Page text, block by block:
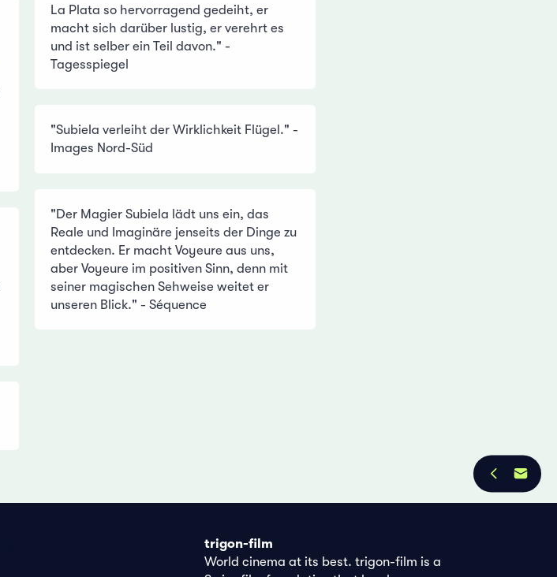
La Plata so hervorragend gedeiht, er
macht sich darüber lustig, er verehrt es
und ist selber ein Teil davon." -
Tagesspiegel
"Subiela verleiht der Wirklichkeit Flügel." -
Images Nord-Süd
"Der Magier Subiela lädt uns ein, das
Reale und Imaginäre jenseits der Dinge zu
entdecken. Er macht Voyeure aus uns,
aber Voyeure im positiven Sinn, denn mit
seiner magischen Sehweise weitet er
unseren Blick." - Séquence
trigon-film
World cinema at its best. trigon-film is a